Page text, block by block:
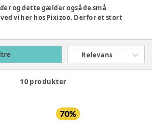
og dette gælder også de små
vi her hos Pixizoo. Derfor et stort
sneakers. Dyk ned i vores udvalg og
Relevans
10 produkter